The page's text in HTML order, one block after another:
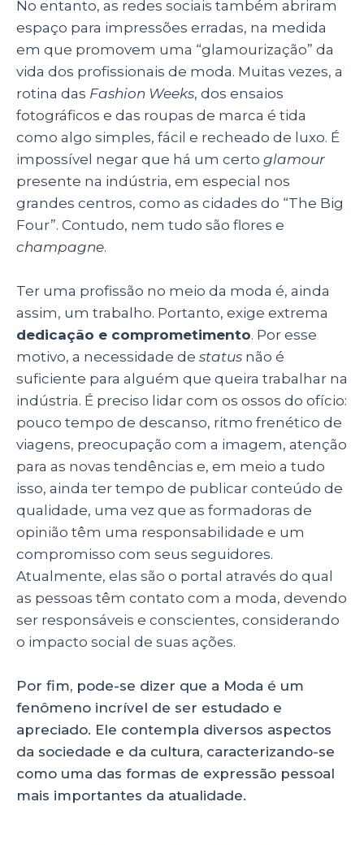
No entanto, as redes sociais também abriram
espaço para impressões erradas, na medida
em que promovem uma “glamourização” da
vida dos profissionais de moda. Muitas vezes, a
rotina das Fashion Weeks, dos ensaios
fotográficos e das roupas de marca é tida
como algo simples, fácil e recheado de luxo. É
impossível negar que há um certo glamour
presente na indústria, em especial nos
grandes centros, como as cidades do “The Big
Four”. Contudo, nem tudo são flores e
champagne.
Ter uma profissão no meio da moda é, ainda
assim, um trabalho. Portanto, exige extrema
dedicação e comprometimento. Por esse
motivo, a necessidade de status não é
suficiente para alguém que queira trabalhar na
indústria. É preciso lidar com os ossos do ofício:
pouco tempo de descanso, ritmo frenético de
viagens, preocupação com a imagem, atenção
para as novas tendências e, em meio a tudo
isso, ainda ter tempo de publicar conteúdo de
qualidade, uma vez que as formadoras de
opinião têm uma responsabilidade e um
compromisso com seus seguidores.
Atualmente, elas são o portal através do qual
as pessoas têm contato com a moda, devendo
ser responsáveis e conscientes, considerando
o impacto social de suas ações.
Por fim, pode-se dizer que a Moda é um
fenômeno incrível de ser estudado e
apreciado. Ele contempla diversos aspectos
da sociedade e da cultura, caracterizando-se
como uma das formas de expressão pessoal
mais importantes da atualidade.